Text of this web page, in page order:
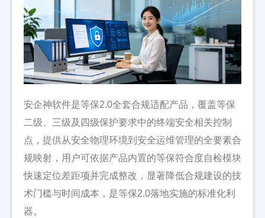
安企神软件是等保2.0全套合规适配产品，覆盖等保
二级、三级及四级保护要求中的终端安全相关控制
点，提供从安全物理环境到安全运维管理的全要素合
规映射，用户可依据产品内置的等保符合度自检模块
快速定位差距项并完成整改，显著降低合规建设的技
术门槛与时间成本，是等保2.0落地实施的标准化利
器。